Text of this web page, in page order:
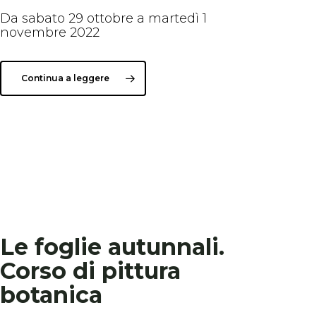
Da sabato 29 ottobre a martedì 1
novembre 2022
Continua a leggere
Le foglie autunnali.
Corso di pittura
botanica